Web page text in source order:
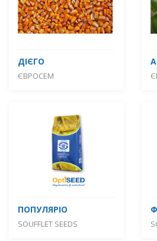
ДІЄГО
ЄВРОСЕМ
ПОПУЛЯРІО
SOUFFLET SEEDS